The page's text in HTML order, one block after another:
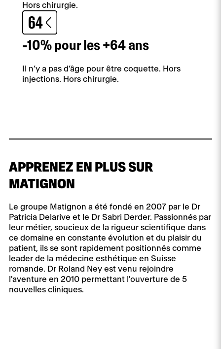
Hors chirurgie.
-10% pour les +64 ans
Il n’y a pas d’âge pour être coquette. Hors
injections. Hors chirurgie.
APPRENEZ EN PLUS SUR
MATIGNON
Le groupe Matignon a été fondé en 2007 par le Dr
Patricia Delarive et le Dr Sabri Derder. Passionnés par
leur métier, soucieux de la rigueur scientifique dans
ce domaine en constante évolution et du plaisir du
patient, ils se sont rapidement positionnés comme
leader de la médecine esthétique en Suisse
romande. Dr Roland Ney est venu rejoindre
l'aventure en 2010 permettant l'ouverture de 5
nouvelles cliniques.